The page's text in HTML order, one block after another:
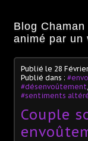
Blog
animé par un
Publié le 28
Publié dans :
#désenvoûtement
#sentiments
Couple